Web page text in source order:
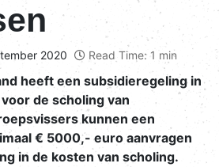
2020 Read Time: 1 min
heeft een subsidieregeling in
de scholing van
kunnen een
€ 5000,- euro aanvragen
in de kosten van scholing.